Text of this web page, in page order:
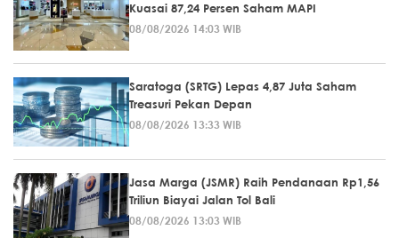
Kuasai 87,24 Persen Saham MAPI
08/08/2026 14:03 WIB
Saratoga (SRTG) Lepas 4,87 Juta Saham
Treasuri Pekan Depan
08/08/2026 13:33 WIB
Jasa Marga (JSMR) Raih Pendanaan Rp1,56
Triliun Biayai Jalan Tol Bali
08/08/2026 13:03 WIB